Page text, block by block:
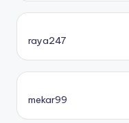
raya247
mekar99